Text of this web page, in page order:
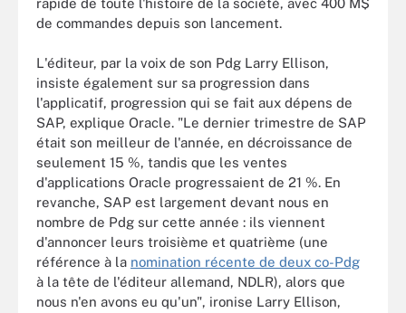
de commandes depuis son lancement.
L'éditeur, par la voix de son Pdg Larry Ellison,
insiste également sur sa progression dans
l'applicatif, progression qui se fait aux dépens de
SAP, explique Oracle. "Le dernier trimestre de SAP
était son meilleur de l'année, en décroissance de
seulement 15 %, tandis que les ventes
d'applications Oracle progressaient de 21 %. En
revanche, SAP est largement devant nous en
nombre de Pdg sur cette année : ils viennent
d'annoncer leurs troisième et quatrième (une
référence à la nomination récente de deux co-Pdg
à la tête de l'éditeur allemand, NDLR), alors que
nous n'en avons eu qu'un", ironise Larry Ellison,